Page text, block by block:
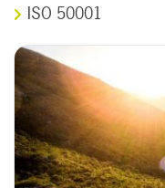
ISO 50001